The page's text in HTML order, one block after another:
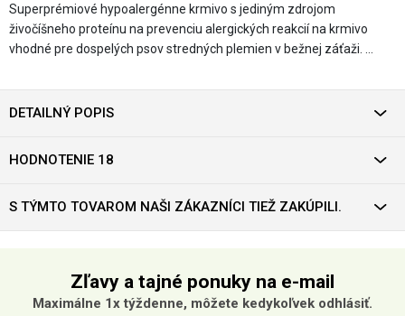
Superprémiové hypoalergénne krmivo s jediným zdrojom
živočíšneho proteínu na prevenciu alergických reakcií na krmivo
vhodné pre dospelých psov stredných plemien v bežnej záťaži. …
DETAILNÝ POPIS
HODNOTENIE 18
S TÝMTO TOVAROM NAŠI ZÁKAZNÍCI TIEŽ ZAKÚPILI.
Zľavy a tajné ponuky na e-mail
Maximálne 1x týždenne, môžete kedykoľvek odhlásiť.